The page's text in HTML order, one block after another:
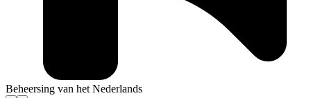
Beheersing van het Nederlands